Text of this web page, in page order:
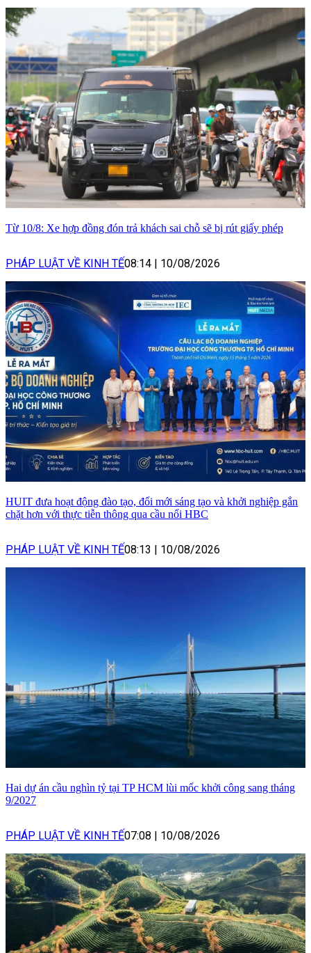
Từ 10/8: Xe hợp đồng đón trả khách sai chỗ sẽ bị rút giấy phép
PHÁP LUẬT VỀ KINH TẾ08:14 10/08/2026
HUIT đưa hoạt động đào tạo, đổi mới sáng tạo và khởi nghiệp gắn
chặt hơn với thực tiễn thông qua cầu nối HBC
PHÁP LUẬT VỀ KINH TẾ08:13 10/08/2026
Hai dự án cầu nghìn tỷ tại TP HCM lùi mốc khởi công sang tháng
9/2027
PHÁP LUẬT VỀ KINH TẾ07:08 10/08/2026